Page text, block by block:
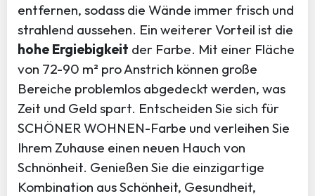
entfernen, sodass die Wände immer frisch und
strahlend aussehen. Ein weiterer Vorteil ist die
hohe Ergiebigkeit der Farbe. Mit einer Fläche
von 72-90 m² pro Anstrich können große
Bereiche problemlos abgedeckt werden, was
Zeit und Geld spart. Entscheiden Sie sich für
SCHÖNER WOHNEN-Farbe und verleihen Sie
Ihrem Zuhause einen neuen Hauch von
Schnönheit. Genießen Sie die einzigartige
Kombination aus Schönheit, Gesundheit,